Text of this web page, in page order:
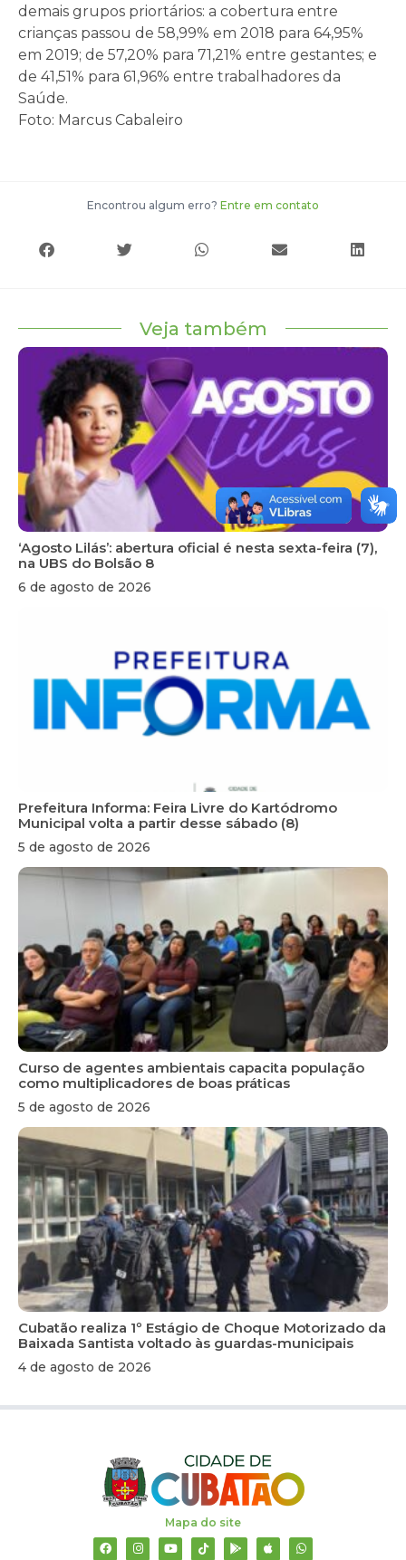
demais grupos priortários: a cobertura entre
crianças passou de 58,99% em 2018 para 64,95%
em 2019; de 57,20% para 71,21% entre gestantes; e
de 41,51% para 61,96% entre trabalhadores da
Saúde.
Foto: Marcus Cabaleiro
Encontrou algum erro? Entre em contato
Veja também
‘Agosto Lilás’: abertura oficial é nesta sexta-feira (7),
na UBS do Bolsão 8
6 de agosto de 2026
Prefeitura Informa: Feira Livre do Kartódromo
Municipal volta a partir desse sábado (8)
5 de agosto de 2026
Curso de agentes ambientais capacita população
como multiplicadores de boas práticas
5 de agosto de 2026
Cubatão realiza 1º Estágio de Choque Motorizado da
Baixada Santista voltado às guardas-municipais
4 de agosto de 2026
Mapa do site